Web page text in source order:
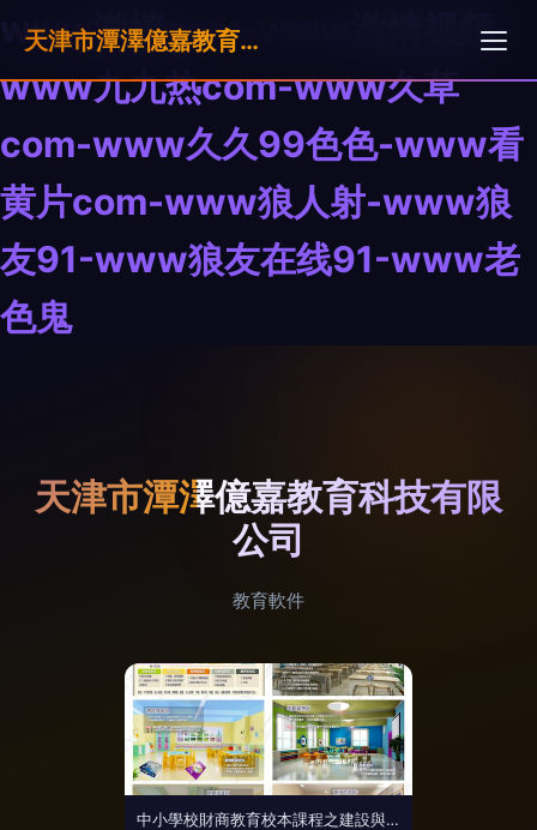
www激情com-www激情视频-
www九九热com-www久草
com-www久久99色色-www看
黄片com-www狼人射-www狼
友91-www狼友在线91-www老
色鬼
天津市潭澤億嘉教育科技有限公司
天津市潭澤億嘉教育科技有限
公司
教育軟件
中小學校財商教育校本課程之建設與探索